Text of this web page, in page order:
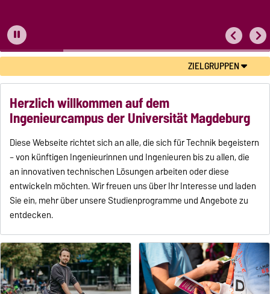
ZIELGRUPPEN
Herzlich willkommen auf dem
Ingenieurcampus der Universität Magdeburg
Diese Webseite richtet sich an alle, die sich für Technik begeistern
– von künftigen Ingenieurinnen und Ingenieuren bis zu allen, die
an innovativen technischen Lösungen arbeiten oder diese
entwickeln möchten. Wir freuen uns über Ihr Interesse und laden
Sie ein, mehr über unsere Studienprogramme und Angebote zu
entdecken.